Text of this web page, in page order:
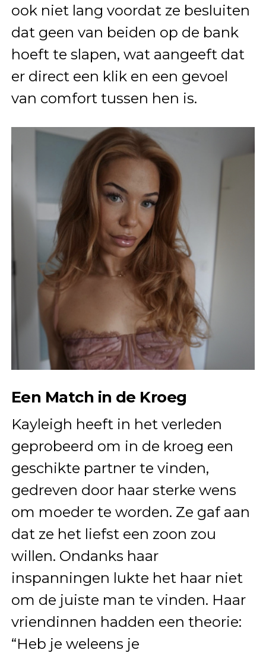
ook niet lang voordat ze besluiten
dat geen van beiden op de bank
hoeft te slapen, wat aangeeft dat
er direct een klik en een gevoel
van comfort tussen hen is.
Een Match in de Kroeg
Kayleigh heeft in het verleden
geprobeerd om in de kroeg een
geschikte partner te vinden,
gedreven door haar sterke wens
om moeder te worden. Ze gaf aan
dat ze het liefst een zoon zou
willen. Ondanks haar
inspanningen lukte het haar niet
om de juiste man te vinden. Haar
vriendinnen hadden een theorie:
“Heb je weleens je